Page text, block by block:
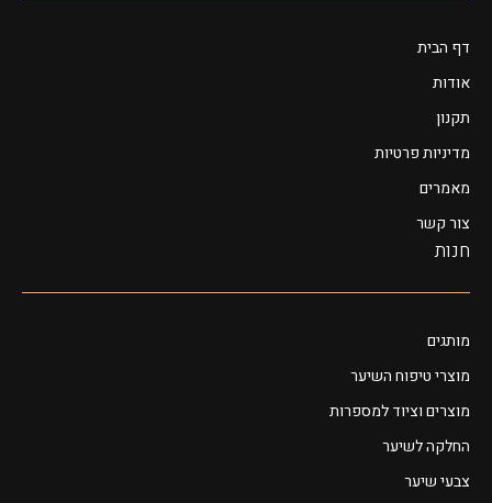
דף הבית
אודות
תקנון
מדיניות פרטיות
מאמרים
צור קשר
חנות
מותגים
מוצרי טיפוח השיער
מוצרים וציוד למספרות
החלקה לשיער
צבעי שיער